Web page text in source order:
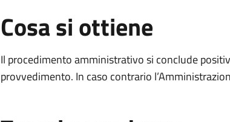
Cosa si ottiene
Il procedimento amministrativo si conclude
provvedimento. In caso contrario